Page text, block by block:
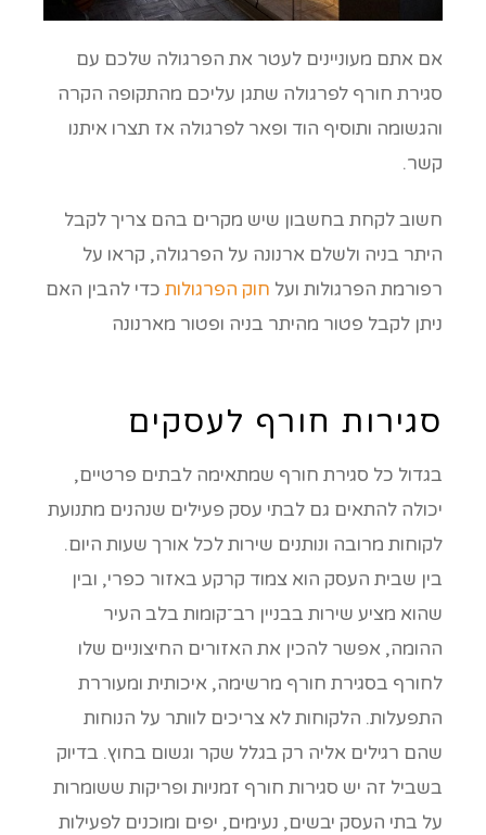
אם אתם מעוניינים לעטר את הפרגולה שלכם עם
סגירת חורף לפרגולה שתגן עליכם מהתקופה הקרה
והגשומה ותוסיף הוד ופאר לפרגולה אז תצרו איתנו
קשר.
חשוב לקחת בחשבון שיש מקרים בהם צריך לקבל
היתר בניה ולשלם ארנונה על הפרגולה, קראו על
רפורמת הפרגולות ועל חוק הפרגולות כדי להבין האם
ניתן לקבל פטור מהיתר בניה ופטור מארנונה
סגירות חורף לעסקים
בגדול כל סגירת חורף שמתאימה לבתים פרטיים,
יכולה להתאים גם לבתי עסק פעילים שנהנים מתנועת
לקוחות מרובה ונותנים שירות לכל אורך שעות היום.
בין שבית העסק הוא צמוד קרקע באזור כפרי, ובין
שהוא מציע שירות בבניין רב־קומות בלב העיר
ההומה, אפשר להכין את האזורים החיצוניים שלו
לחורף בסגירת חורף מרשימה, איכותית ומעוררת
התפעלות. הלקוחות לא צריכים לוותר על הנוחות
שהם רגילים אליה רק בגלל שקר וגשום בחוץ. בדיוק
בשביל זה יש סגירות חורף זמניות ופריקות ששומרות
על בתי העסק יבשים, נעימים, יפים ומוכנים לפעילות